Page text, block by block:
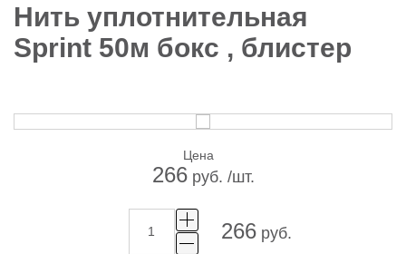
Нить уплотнительная
Sprint 50м бокс , блистер
Цена
266руб. /шт.
266руб.